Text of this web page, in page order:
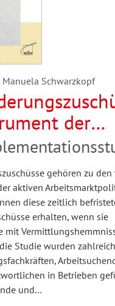
Manuela Schwarzkopf
der
gehören zu
aktiven
diese zeitlich
erhalten, wenn sie
mit
Studie wurden
in Betrieben
und…